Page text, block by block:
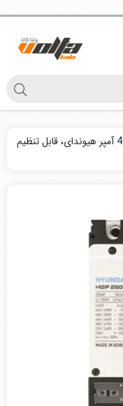
کلید اتوماتیک کامپکت 400 آمپر هیوندای، قابل تنظیم